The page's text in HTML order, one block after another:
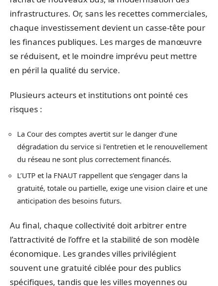
infrastructures. Or, sans les recettes commerciales,
chaque investissement devient un casse-tête pour
les finances publiques. Les marges de manœuvre
se réduisent, et le moindre imprévu peut mettre
en péril la qualité du service.
Plusieurs acteurs et institutions ont pointé ces
risques :
La Cour des comptes avertit sur le danger d’une
dégradation du service si l’entretien et le renouvellement
du réseau ne sont plus correctement financés.
L’UTP et la FNAUT rappellent que s’engager dans la
gratuité, totale ou partielle, exige une vision claire et une
anticipation des besoins futurs.
Au final, chaque collectivité doit arbitrer entre
l’attractivité de l’offre et la stabilité de son modèle
économique. Les grandes villes privilégient
souvent une gratuité ciblée pour des publics
spécifiques, tandis que les villes moyennes ou